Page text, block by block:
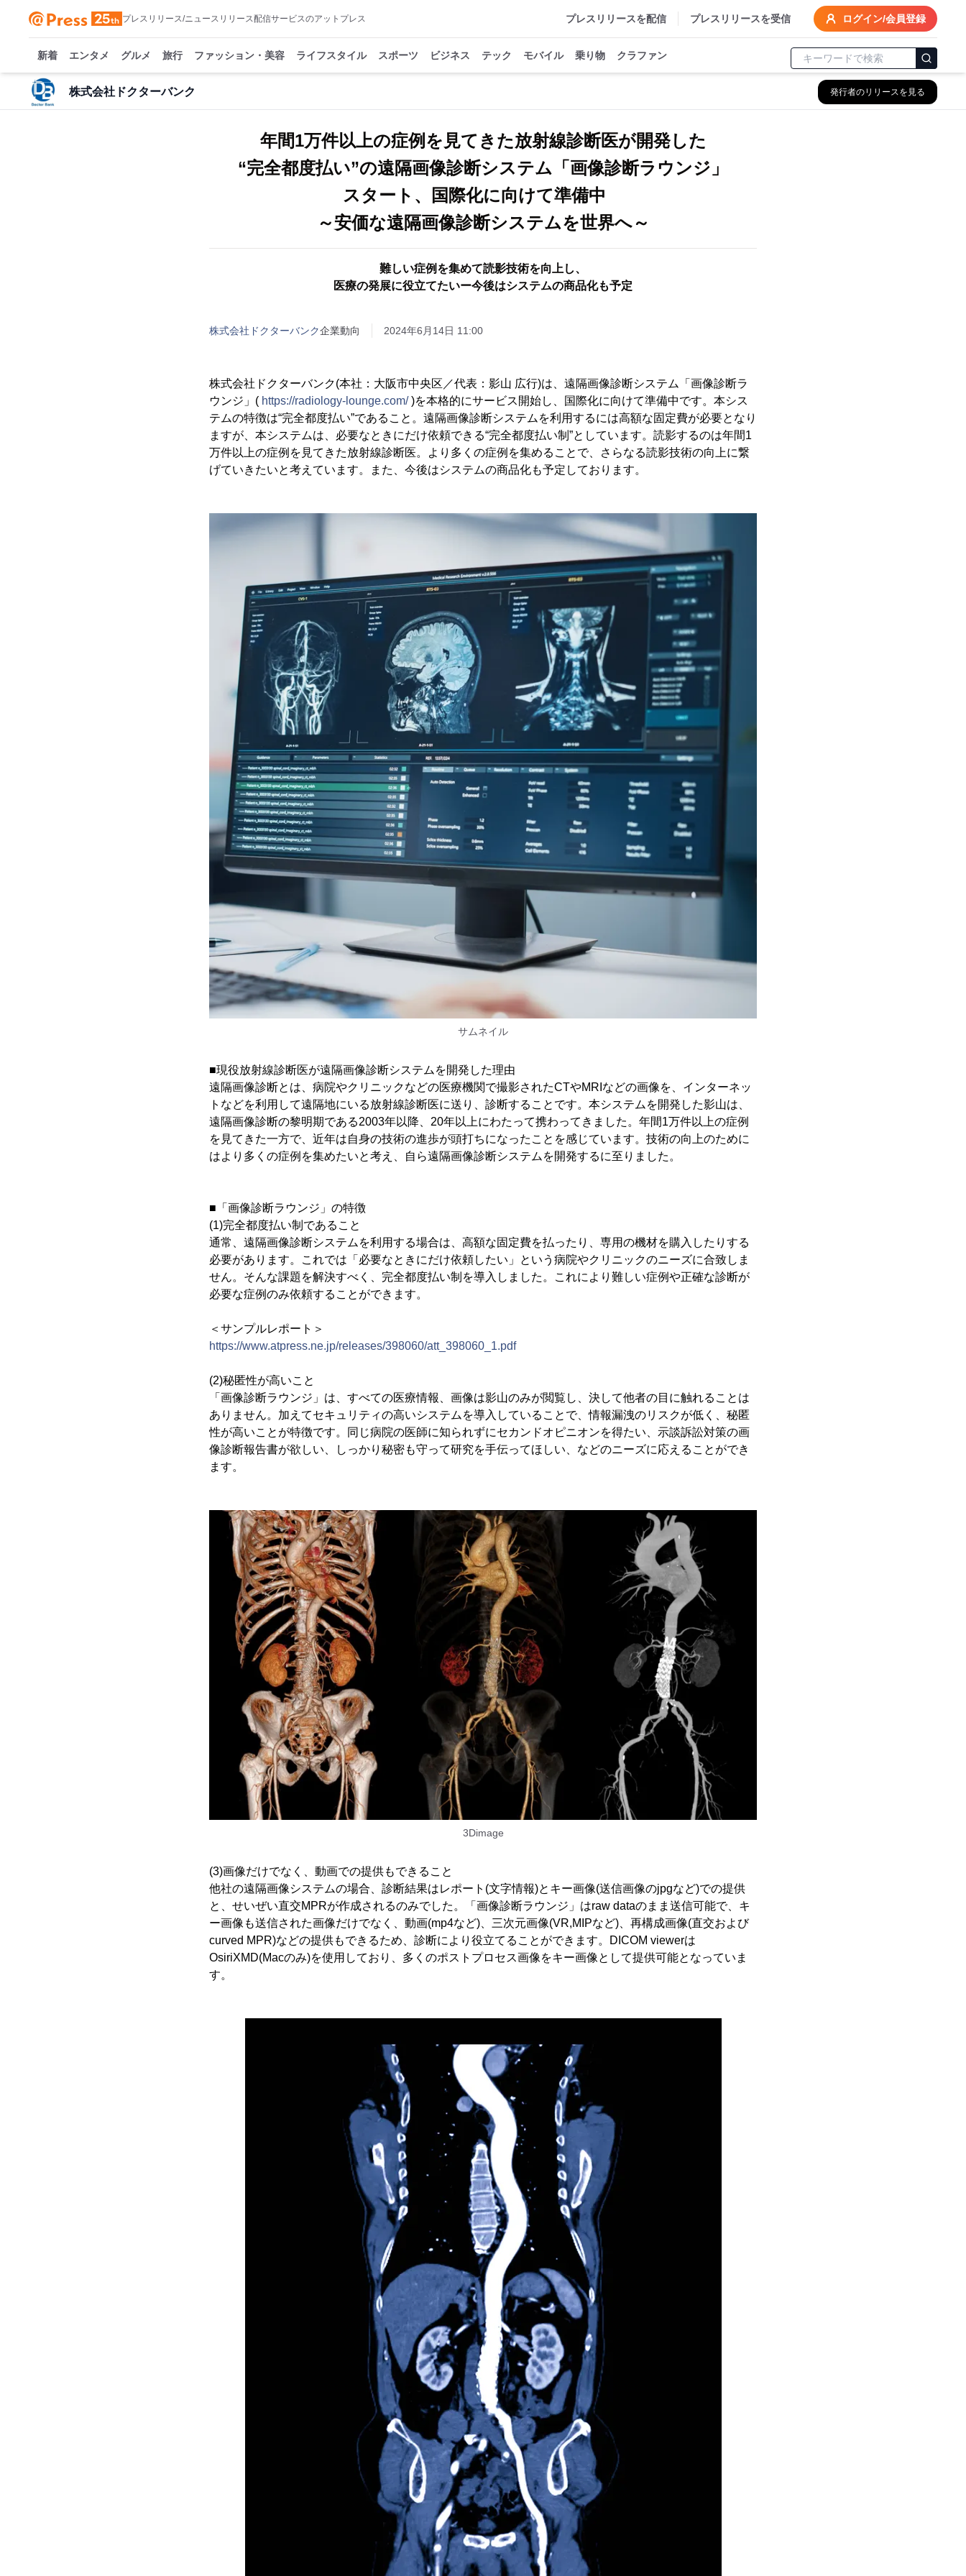
プレスリリース/ニュースリリース配信サービスのアットプレス プレスリリースを配信 プレスリリースを受信 ログイン/会員登録
新着 エンタメ グルメ 旅行 ファッション・美容 ライフスタイル スポーツ ビジネス テック モバイル 乗り物 クラファン
株式会社ドクターバンク 発行者のリリースを見る
年間1万件以上の症例を見てきた放射線診断医が開発した
“完全都度払い”の遠隔画像診断システム「画像診断ラウンジ」
スタート、国際化に向けて準備中
～安価な遠隔画像診断システムを世界へ～
難しい症例を集めて読影技術を向上し、
医療の発展に役立てたいー今後はシステムの商品化も予定
株式会社ドクターバンク企業動向 2024年6月14日 11:00
株式会社ドクターバンク(本社：大阪市中央区／代表：影山 広行)は、遠隔画像診断システム「画像診断ラ
ウンジ」( https://radiology-lounge.com/)を本格的にサービス開始し、国際化に向けて準備中です。本シス
テムの特徴は“完全都度払い”であること。遠隔画像診断システムを利用するには高額な固定費が必要となり
ますが、本システムは、必要なときにだけ依頼できる“完全都度払い制”としています。読影するのは年間1
万件以上の症例を見てきた放射線診断医。より多くの症例を集めることで、さらなる読影技術の向上に繋
げていきたいと考えています。また、今後はシステムの商品化も予定しております。
サムネイル
■現役放射線診断医が遠隔画像診断システムを開発した理由
遠隔画像診断とは、病院やクリニックなどの医療機関で撮影されたCTやMRIなどの画像を、インターネッ
トなどを利用して遠隔地にいる放射線診断医に送り、診断することです。本システムを開発した影山は、
遠隔画像診断の黎明期である2003年以降、20年以上にわたって携わってきました。年間1万件以上の症例
を見てきた一方で、近年は自身の技術の進歩が頭打ちになったことを感じています。技術の向上のために
はより多くの症例を集めたいと考え、自ら遠隔画像診断システムを開発するに至りました。
■「画像診断ラウンジ」の特徴
(1)完全都度払い制であること
通常、遠隔画像診断システムを利用する場合は、高額な固定費を払ったり、専用の機材を購入したりする
必要があります。これでは「必要なときにだけ依頼したい」という病院やクリニックのニーズに合致しま
せん。そんな課題を解決すべく、完全都度払い制を導入しました。これにより難しい症例や正確な診断が
必要な症例のみ依頼することができます。
＜サンプルレポート＞
https://www.atpress.ne.jp/releases/398060/att_398060_1.pdf
(2)秘匿性が高いこと
「画像診断ラウンジ」は、すべての医療情報、画像は影山のみが閲覧し、決して他者の目に触れることは
ありません。加えてセキュリティの高いシステムを導入していることで、情報漏洩のリスクが低く、秘匿
性が高いことが特徴です。同じ病院の医師に知られずにセカンドオピニオンを得たい、示談訴訟対策の画
像診断報告書が欲しい、しっかり秘密も守って研究を手伝ってほしい、などのニーズに応えることができ
ます。
3Dimage
(3)画像だけでなく、動画での提供もできること
他社の遠隔画像システムの場合、診断結果はレポート(文字情報)とキー画像(送信画像のjpgなど)での提供
と、せいぜい直交MPRが作成されるのみでした。「画像診断ラウンジ」はraw dataのまま送信可能で、キ
ー画像も送信された画像だけでなく、動画(mp4など)、三次元画像(VR,MIPなど)、再構成画像(直交および
curved MPR)などの提供もできるため、診断により役立てることができます。DICOM viewerは
OsiriXMD(Macのみ)を使用しており、多くのポストプロセス画像をキー画像として提供可能となっていま
す。